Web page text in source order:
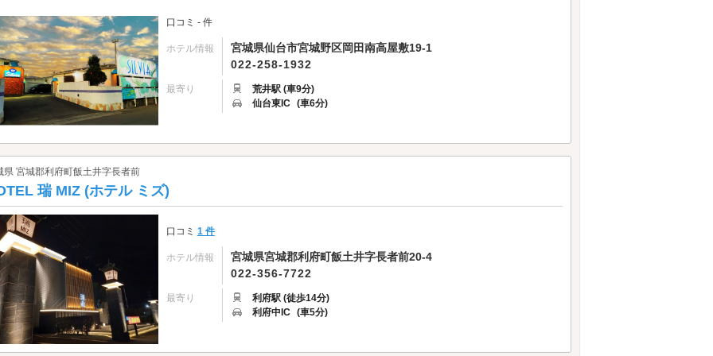
口コミ - 件
ホテル情報
宮城県仙台市宮城野区岡田南高屋敷19-1
022-258-1932
最寄り
荒井駅 (車9分)
仙台東IC (車6分)
県 宮城郡利府町飯土井字長者前
瑞 MIZ (ホテル ミズ)
口コミ 1 件
ホテル情報
宮城県宮城郡利府町飯土井字長者前20-4
022-356-7722
最寄り
利府駅 (徒歩14分)
利府中IC (車5分)